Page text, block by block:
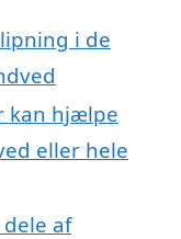
i de
kan hjælpe
eller hele
af